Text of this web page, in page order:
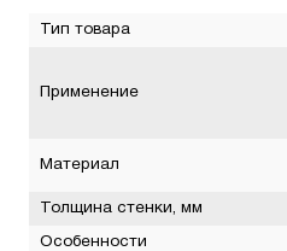
Тип товара
Применение
Материал
Толщина стенки, мм
Особенности